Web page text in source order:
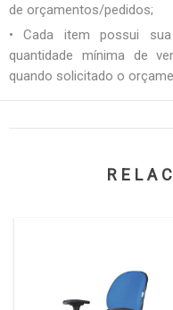
de orçamentos/pedidos;
• Cada item possui
quantidade mínima de
quando solicitado o